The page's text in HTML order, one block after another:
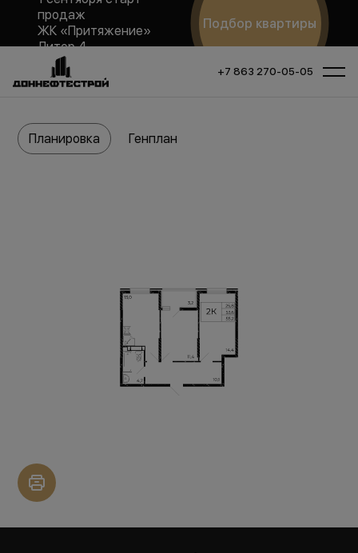
продаж
ЖК «Притяжение»
Литер 4
Подбор квартиры
+7 863 270-05-05
Планировка Генплан